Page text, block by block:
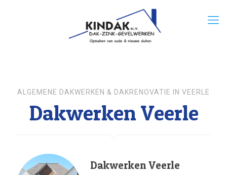
ALGEMENE DAKWERKEN & DAKRENOVATIE IN VEERLE
Dakwerken Veerle
Dakwerken Veerle